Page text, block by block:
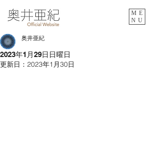
ME
NU
2023年1月29日日曜日
奥井亜紀
更新日： 2023年1月30日